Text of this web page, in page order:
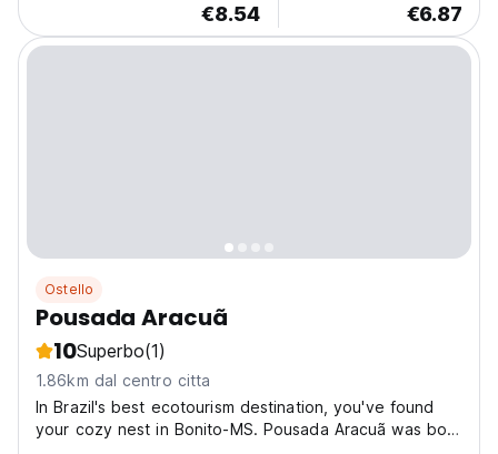
€8.54 €6.87
Ostello
Pousada Aracuã
10Superbo(1)
1.86km dal centro citta
In Brazil's best ecotourism destination, you've found
your cozy nest in Bonito-MS. Pousada Aracuã was born